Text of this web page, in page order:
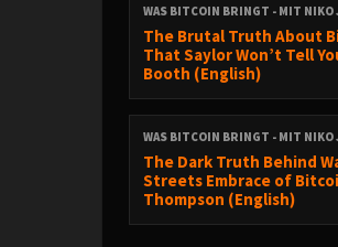
Wenn dir unsere Arbeit
BeiFountainkannst du
⚡️ Lightning:
Die Veröffentlichungen auf
ausschließlich
zum Erwerb oder Verkauf
WAS BITCOIN BRINGT - MIT NIKO
The Brutal Truth About
That Saylor Won’t Tell
Booth (English)
WAS BITCOIN BRINGT - MIT NIKO
The Dark Truth Behind
Streets Embrace of
Thompson (English)